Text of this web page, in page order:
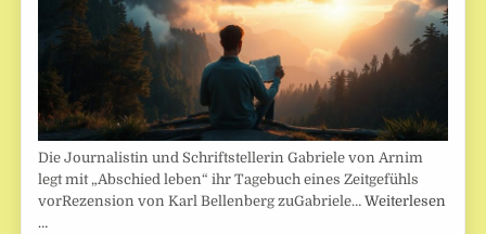
Die Journalistin und Schriftstellerin Gabriele von Arnim
legt mit „Abschied leben“ ihr Tagebuch eines Zeitgefühls
vorRezension von Karl Bellenberg zuGabriele…Weiterlesen
…